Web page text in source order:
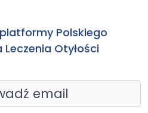
Polskiego
Otyłości